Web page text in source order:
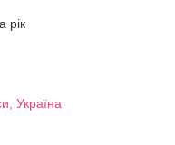
рік
Україна